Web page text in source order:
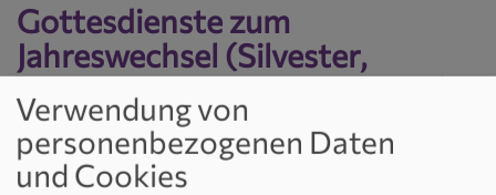
Gottesdienste zum
Jahreswechsel (Silvester,
Neujahr und Epiphanias 2025)
Zum Jahresende 2024 und
Verwendung von
personenbezogenen Daten
und Cookies